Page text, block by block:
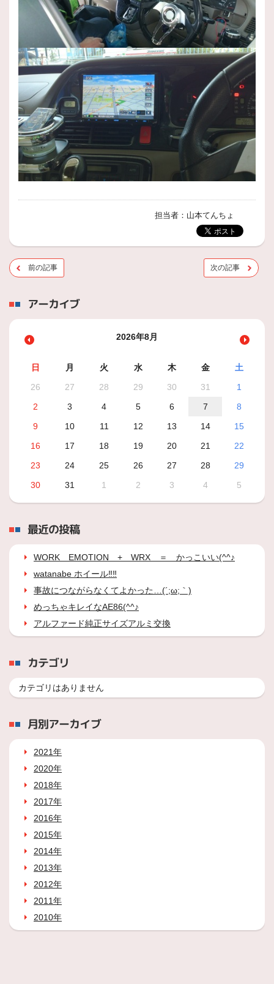
担当者：山本てんちょ
前の記事 次の記事
アーカイブ
2026年8月
日 月 火 水 木 金
土
26
27 28 29 30 31
1
2
3 4 5 6 7
8
9
10 11 12 13 14
15
16
17 18 19 20 21
22
23
24 25 26 27 28
29
30
31 1 2 3 4 5
最近の投稿
WORK EMOTION + WRX ＝ かっこいい(^^♪
watanabe ホイール‼‼
事故につながらなくてよかった…(´;ω;｀)
めっちゃキレイなAE86(^^♪
アルファード純正サイズアルミ交換
カテゴリ
カテゴリはありません
月別アーカイブ
2021年
2020年
2018年
2017年
2016年
2015年
2014年
2013年
2012年
2011年
2010年